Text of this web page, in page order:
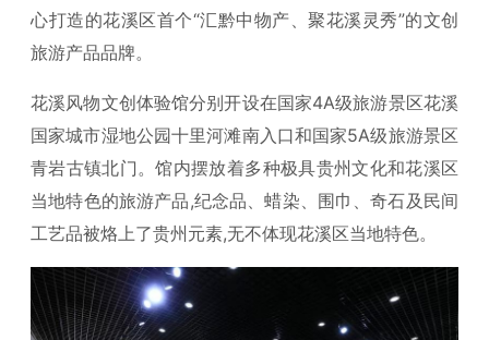
心打造的花溪区首个“汇黔中物产、聚花溪灵秀”的文创
旅游产品品牌。
花溪风物文创体验馆分别开设在国家4A级旅游景区花溪
国家城市湿地公园十里河滩南入口和国家5A级旅游景区
青岩古镇北门。馆内摆放着多种极具贵州文化和花溪区
当地特色的旅游产品,纪念品、蜡染、围巾、奇石及民间
工艺品被烙上了贵州元素,无不体现花溪区当地特色。